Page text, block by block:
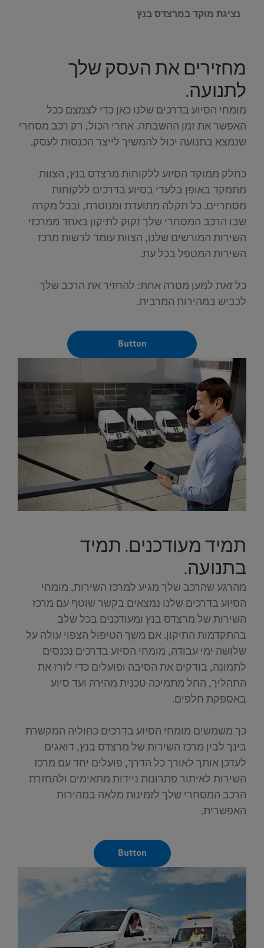
נציגת מוקד במרצדס בנץ
מחזירים את העסק שלך
לתנועה.
מומחי הסיוע בדרכים שלנו כאן כדי לצמצם ככל
האפשר את זמן ההשבתה. אחרי הכול, רק רכב מסחרי
שנמצא בתנועה יכול להמשיך לייצר הכנסות לעסק.
כחלק ממוקד הסיוע ללקוחות מרצדס בנץ, הצוות
מתמקד באופן בלעדי בסיוע בדרכים ללקוחות
מסחריים. כל תקלה מתועדת ומנוטרת, ובכל מקרה
שבו הרכב המסחרי שלך זקוק לתיקון באחד ממרכזי
השירות המורשים שלנו, הצוות עומד לרשות מרכז
השירות המטפל בכל עת.
כל זאת למען מטרה אחת: להחזיר את הרכב שלך
לכביש במהירות המרבית.
Button
תמיד מעודכנים. תמיד
בתנועה.
מהרגע שהרכב שלך מגיע למרכז השירות, מומחי
הסיוע בדרכים שלנו נמצאים בקשר שוטף עם מרכז
השירות של מרצדס בנץ ומעודכנים בכל שלב
בהתקדמות התיקון. אם משך הטיפול הצפוי עולה על
שלושה ימי עבודה, מומחי הסיוע בדרכים נכנסים
לתמונה, בודקים את הסיבה ופועלים כדי לזרז את
התהליך, החל מתמיכה טכנית מהירה ועד סיוע
באספקת חלפים.
כך משמשים מומחי הסיוע בדרכים כחוליה המקשרת
בינך לבין מרכז השירות של מרצדס בנץ, דואגים
לעדכן אותך לאורך כל הדרך, פועלים יחד עם מרכז
השירות לאיתור פתרונות ניידות מתאימים ולהחזרת
הרכב המסחרי שלך לזמינות מלאה במהירות
האפשרית.
Button